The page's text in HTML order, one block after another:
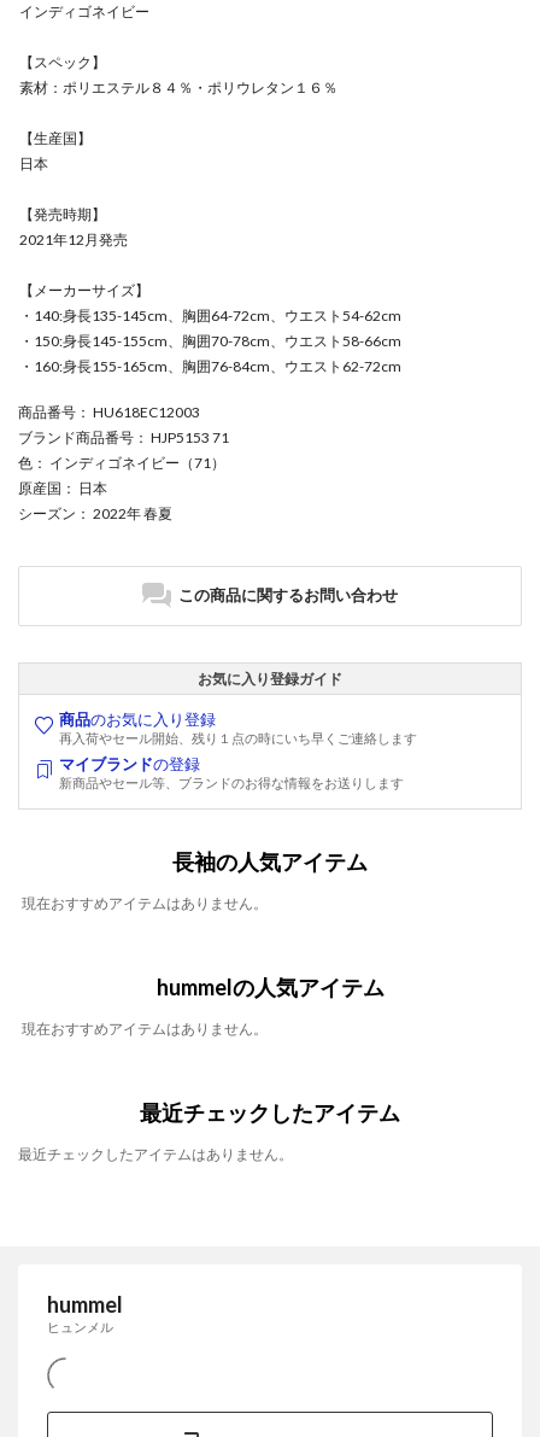
インディゴネイビー
【スペック】
素材：ポリエステル８４％・ポリウレタン１６％
【生産国】
日本
【発売時期】
2021年12月発売
【メーカーサイズ】
・140:身長135-145cm、胸囲64-72cm、ウエスト54-62cm
・150:身長145-155cm、胸囲70-78cm、ウエスト58-66cm
・160:身長155-165cm、胸囲76-84cm、ウエスト62-72cm
商品番号 ： HU618EC12003
ブランド商品番号 ： HJP5153 71
色 ： インディゴネイビー（71）
原産国 ： 日本
シーズン ： 2022年 春夏
この商品に関するお問い合わせ
お気に入り登録ガイド
商品のお気に入り登録
再入荷やセール開始、残り１点の時にいち早くご連絡します
マイブランドの登録
新商品やセール等、ブランドのお得な情報をお送りします
長袖の人気アイテム
現在おすすめアイテムはありません。
hummelの人気アイテム
現在おすすめアイテムはありません。
最近チェックしたアイテム
最近チェックしたアイテムはありません。
hummel
ヒュンメル